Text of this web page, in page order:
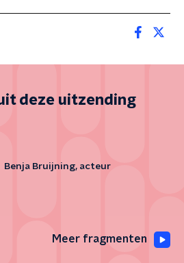
deze uitzending
Benja Bruijning, acteur
Meer fragmenten